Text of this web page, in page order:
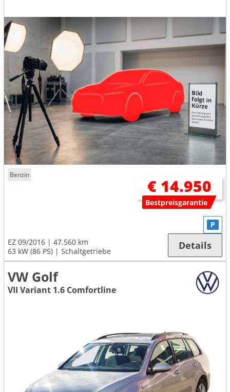
Benzin
€ 14.950
Bestpreisgarantie
EZ 09/2016
47.560 km
63 kW (86 PS)
Schaltgetriebe
P
Details
VW Golf
VII Variant 1.6 Comfortline